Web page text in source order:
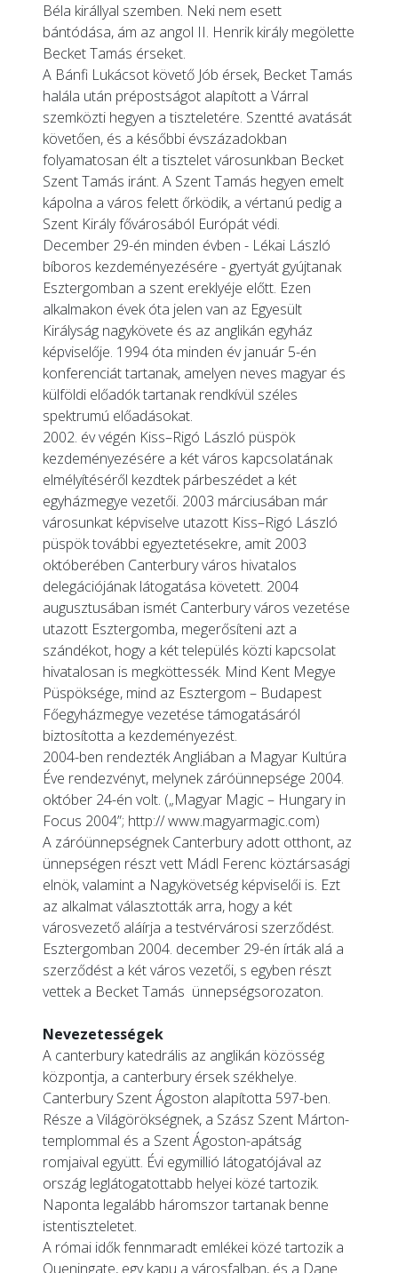
Béla királlyal szemben. Neki nem esett
bántódása, ám az angol II. Henrik király megölette
Becket Tamás érseket.
A Bánfi Lukácsot követő Jób érsek, Becket Tamás
halála után prépostságot alapított a Várral
szemközti hegyen a tiszteletére. Szentté avatását
követően, és a későbbi évszázadokban
folyamatosan élt a tisztelet városunkban Becket
Szent Tamás iránt. A Szent Tamás hegyen emelt
kápolna a város felett őrködik, a vértanú pedig a
Szent Király fővárosából Európát védi.
December 29-én minden évben - Lékai László
bíboros kezdeményezésére - gyertyát gyújtanak
Esztergomban a szent ereklyéje előtt. Ezen
alkalmakon évek óta jelen van az Egyesült
Királyság nagykövete és az anglikán egyház
képviselője. 1994 óta minden év január 5-én
konferenciát tartanak, amelyen neves magyar és
külföldi előadók tartanak rendkívül széles
spektrumú előadásokat.
2002. év végén Kiss–Rigó László püspök
kezdeményezésére a két város kapcsolatának
elmélyítéséről kezdtek párbeszédet a két
egyházmegye vezetői. 2003 márciusában már
városunkat képviselve utazott Kiss–Rigó László
püspök további egyeztetésekre, amit 2003
októberében Canterbury város hivatalos
delegációjának látogatása követett. 2004
augusztusában ismét Canterbury város vezetése
utazott Esztergomba, megerősíteni azt a
szándékot, hogy a két település közti kapcsolat
hivatalosan is megköttessék. Mind Kent Megye
Püspöksége, mind az Esztergom – Budapest
Főegyházmegye vezetése támogatásáról
biztosította a kezdeményezést.
2004-ben rendezték Angliában a Magyar Kultúra
Éve rendezvényt, melynek záróünnepsége 2004.
október 24-én volt. („Magyar Magic – Hungary in
Focus 2004”; http:// www.magyarmagic.com)
A záróünnepségnek Canterbury adott otthont, az
ünnepségen részt vett Mádl Ferenc köztársasági
elnök, valamint a Nagykövetség képviselői is. Ezt
az alkalmat választották arra, hogy a két
városvezető aláírja a testvérvárosi szerződést.
Esztergomban 2004. december 29-én írták alá a
szerződést a két város vezetői, s egyben részt
vettek a Becket Tamás ünnepségsorozaton.
Nevezetességek
A canterbury katedrális az anglikán közösség
központja, a canterbury érsek székhelye.
Canterbury Szent Ágoston alapította 597-ben.
Része a Világörökségnek, a Szász Szent Márton-
templommal és a Szent Ágoston-apátság
romjaival együtt. Évi egymillió látogatójával az
ország leglátogatottabb helyei közé tartozik.
Naponta legalább háromszor tartanak benne
istentiszteletet.
A római idők fennmaradt emlékei közé tartozik a
Queningate, egy kapu a városfalban, és a Dane